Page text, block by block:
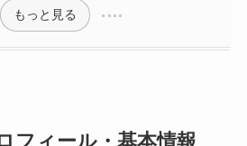
もっと見る